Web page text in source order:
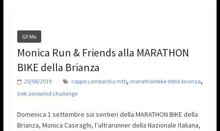
Gf-Mx
Monica Run & Friends alla MARATHON
BIKE della Brianza
29/08/2019 coppa Lombardia mtb, marathonbike della brianza,
trek zerowind challenge
Domenica 1 settembre sui sentieri della MARATHON BIKE della
Brianza, Monica Casiraghi, l’ultrarunner della Nazionale Italiana,